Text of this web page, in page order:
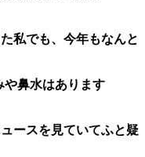
私でも、今年もなんと
や鼻水はあります
ースを見ていてふと疑